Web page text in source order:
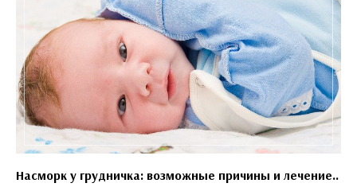
Насморк у грудничка: возможные причины и лечение..